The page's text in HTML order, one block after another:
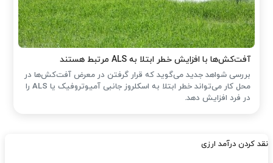
آفت‌کش‌ها با افزایش خطر ابتلا به ALS مرتبط هستند
بررسی شواهد جدید می‌گوید که قرار گرفتن در معرض آفت‌کش‌ها در
محل کار می‌تواند خطر ابتلا به اسکلروز جانبی آمیوتروفیک یا ALS را
در فرد افزایش دهد.
نقد کردن درآمد ارزی